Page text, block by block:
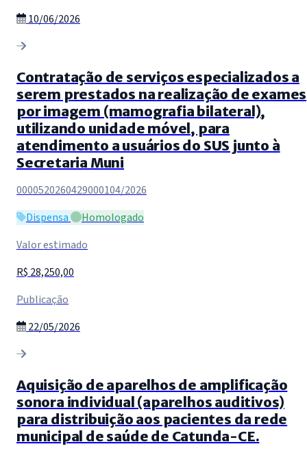
10/06/2026
Contratação de serviços especializados a
serem prestados na realização de exames
por imagem (mamografia bilateral),
utilizando unidade móvel, para
atendimento a usuários do SUS junto à
Secretaria Muni
0000520260429000104/2026
Dispensa
Homologado
Valor estimado
R$ 28,250,00
Publicação
22/05/2026
Aquisição de aparelhos de amplificação
sonora individual (aparelhos auditivos)
para distribuição aos pacientes da rede
municipal de saúde de Catunda-CE.